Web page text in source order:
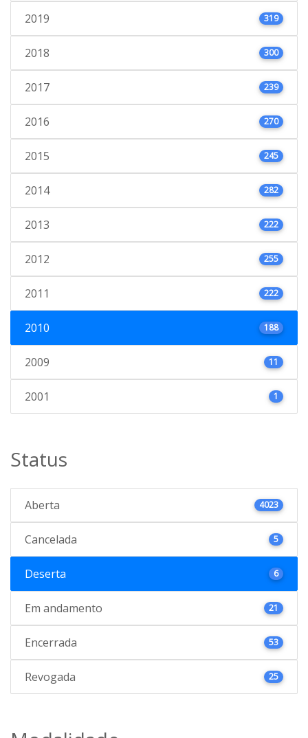
2019 319
2018 300
2017 239
2016 270
2015 245
2014 282
2013 222
2012 255
2011 222
2010 188
2009 11
2001 1
Status
Aberta 4023
Cancelada 5
Deserta 6
Em andamento 21
Encerrada 53
Revogada 25